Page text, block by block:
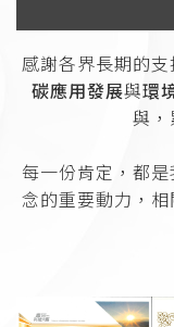
感謝各界長期的
碳應用發展與環
與，
每一份肯定，都
念的重要動力，